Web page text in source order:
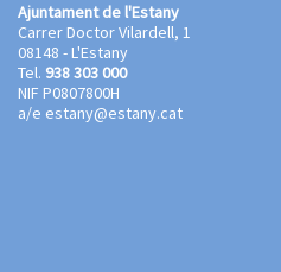
Ajuntament de l'Estany
Carrer Doctor Vilardell, 1
08148 - L'Estany
Tel. 938 303 000
NIF P0807800H
a/e estany@estany.cat